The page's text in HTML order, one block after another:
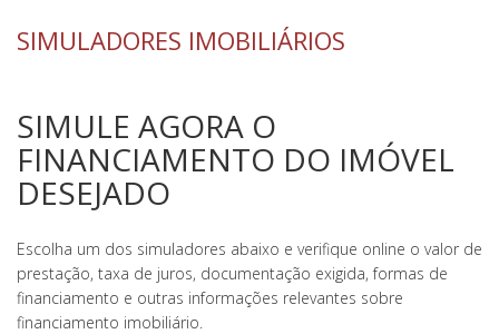
SIMULADORES IMOBILIÁRIOS
SIMULE AGORA O
FINANCIAMENTO DO IMÓVEL
DESEJADO
Escolha um dos simuladores abaixo e verifique online o valor de
prestação, taxa de juros, documentação exigida, formas de
financiamento e outras informações relevantes sobre
financiamento imobiliário.